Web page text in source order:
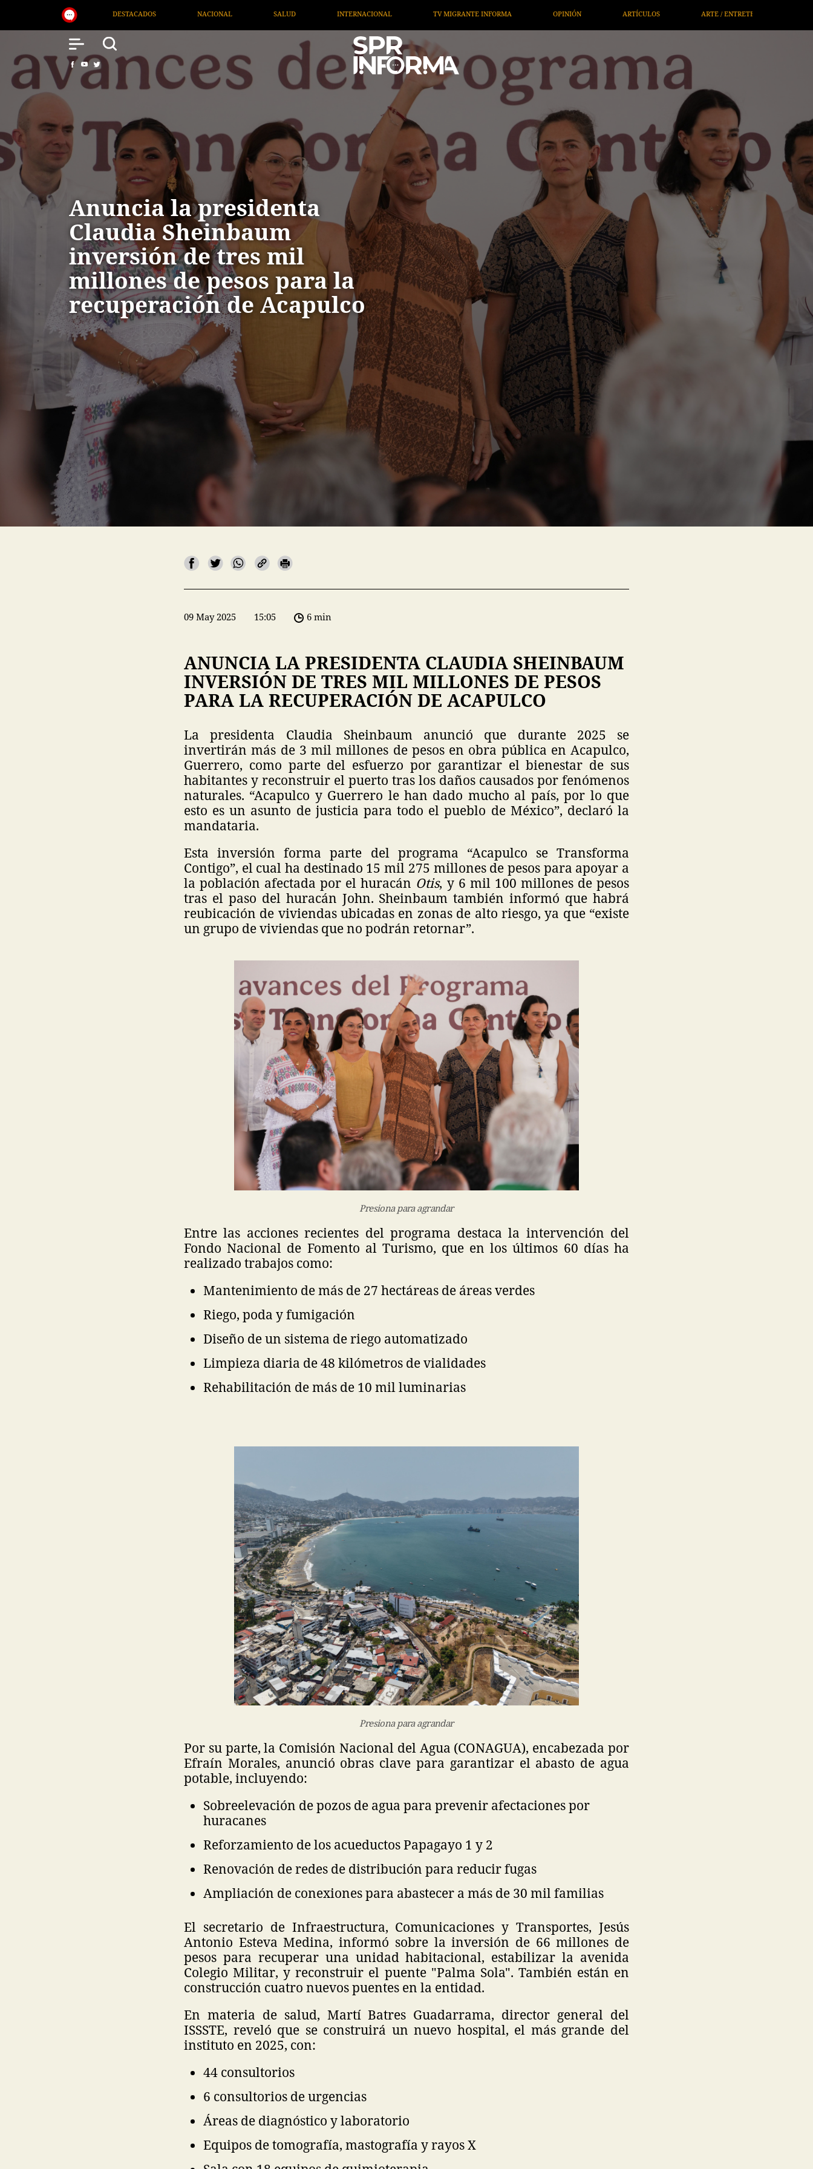
SALUD INTERNACIONAL TV MIGRANTE INFORMA OPINIÓN ARTÍCULOS ARTE / ENTRETENIMIENTO ECONOMÍA / NEGOCIOS NOTICIEROS
Anuncia la presidenta
Claudia Sheinbaum
inversión de tres mil
millones de pesos para la
recuperación de Acapulco
09 May 2025 15:05 6 min
ANUNCIA LA PRESIDENTA CLAUDIA SHEINBAUM
INVERSIÓN DE TRES MIL MILLONES DE PESOS
PARA LA RECUPERACIÓN DE ACAPULCO
La presidenta Claudia Sheinbaum anunció que durante 2025 se
invertirán más de 3 mil millones de pesos en obra pública en Acapulco,
Guerrero, como parte del esfuerzo por garantizar el bienestar de sus
habitantes y reconstruir el puerto tras los daños causados por fenómenos
naturales. “Acapulco y Guerrero le han dado mucho al país, por lo que
esto es un asunto de justicia para todo el pueblo de México”, declaró la
mandataria.
Esta inversión forma parte del programa “Acapulco se Transforma
Contigo”, el cual ha destinado 15 mil 275 millones de pesos para apoyar a
la población afectada por el huracán Otis, y 6 mil 100 millones de pesos
tras el paso del huracán John. Sheinbaum también informó que habrá
reubicación de viviendas ubicadas en zonas de alto riesgo, ya que “existe
un grupo de viviendas que no podrán retornar”.
Presiona para agrandar
Entre las acciones recientes del programa destaca la intervención del
Fondo Nacional de Fomento al Turismo, que en los últimos 60 días ha
realizado trabajos como:
Mantenimiento de más de 27 hectáreas de áreas verdes
Riego, poda y fumigación
Diseño de un sistema de riego automatizado
Limpieza diaria de 48 kilómetros de vialidades
Rehabilitación de más de 10 mil luminarias
Presiona para agrandar
Por su parte, la Comisión Nacional del Agua (CONAGUA), encabezada por
Efraín Morales, anunció obras clave para garantizar el abasto de agua
potable, incluyendo:
Sobreelevación de pozos de agua para prevenir afectaciones por
huracanes
Reforzamiento de los acueductos Papagayo 1 y 2
Renovación de redes de distribución para reducir fugas
Ampliación de conexiones para abastecer a más de 30 mil familias
El secretario de Infraestructura, Comunicaciones y Transportes, Jesús
Antonio Esteva Medina, informó sobre la inversión de 66 millones de
pesos para recuperar una unidad habitacional, estabilizar la avenida
Colegio Militar, y reconstruir el puente "Palma Sola". También están en
construcción cuatro nuevos puentes en la entidad.
En materia de salud, Martí Batres Guadarrama, director general del
ISSSTE, reveló que se construirá un nuevo hospital, el más grande del
instituto en 2025, con:
44 consultorios
6 consultorios de urgencias
Áreas de diagnóstico y laboratorio
Equipos de tomografía, mastografía y rayos X